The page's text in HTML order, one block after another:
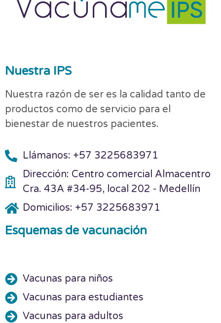
Nuestra IPS
Nuestra razón de ser es la calidad tanto de
productos como de servicio para el
bienestar de nuestros pacientes.
Llámanos: +57 3225683971
Dirección: Centro comercial Almacentro
Cra. 43A #34-95, local 202 - Medellín
Domicilios: +57 3225683971
Esquemas de vacunación
Vacunas para niños
Vacunas para estudiantes
Vacunas para adultos